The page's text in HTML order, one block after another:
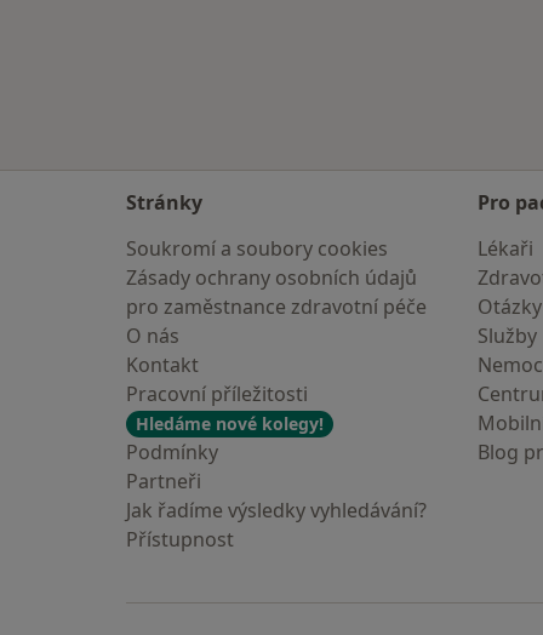
Stránky
Soukromí a soubory cookies
Zásady ochrany osobních údajů
pro zaměstnance zdravotní péče
O nás
Kontakt
Pracovní příležitosti
Hledáme nové kolegy!
Podmínky
Partneři
Jak řadíme výsledky vyhledávání?
Přístupnost
Pro
Lékaři
Služby
Blog